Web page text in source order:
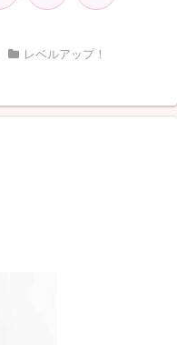
レベルアップ！